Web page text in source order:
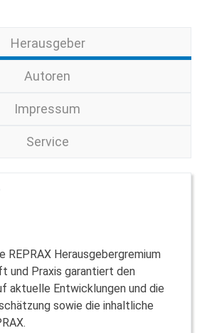
Herausgeber
Autoren
Impressum
Service
REPRAX Herausgebergremium
und Praxis garantiert den
aktuelle Entwicklungen und die
sowie die inhaltliche